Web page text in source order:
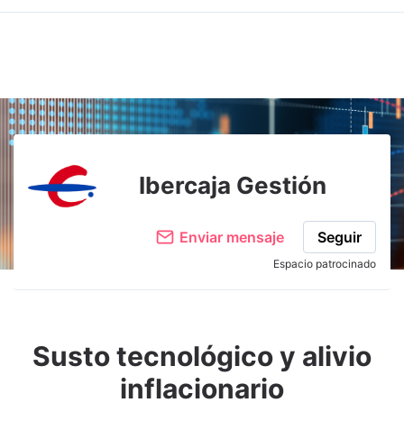
Ibercaja Gestión
Enviar mensaje Seguir
Espacio patrocinado
Susto tecnológico y alivio
inflacionario